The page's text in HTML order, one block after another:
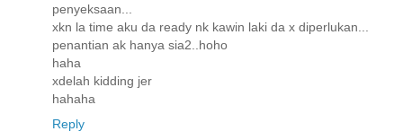
penyeksaan...
xkn la time aku da ready nk kawin laki da x diperlukan...
penantian ak hanya sia2..hoho
haha
xdelah kidding jer
hahaha
Reply